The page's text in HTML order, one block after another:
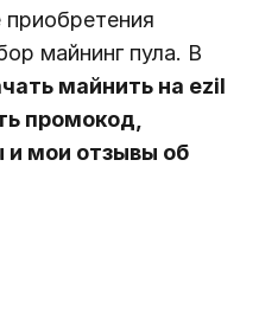
майнинг пула. В
майнить на ezil
промокод,
мои отзывы об